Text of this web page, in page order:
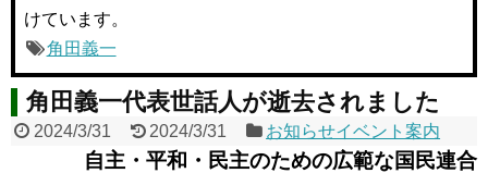
けています。
角田義一
角田義一代表世話人が逝去されました
2024/3/31 2024/3/31 お知らせイベント案内
自主・平和・民主のための広範な国民連合